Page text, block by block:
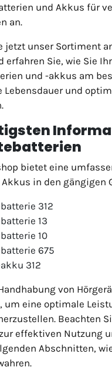
und Akkus für
an.
jetzt unser Sortiment
erfahren Sie, wie Sie
und -akkus am
Lebensdauer und
bietet eine
in den gängigen
312
13
10
675
312
von
um eine optimale
Beachten
effektiven Nutzung
Abschnitten,